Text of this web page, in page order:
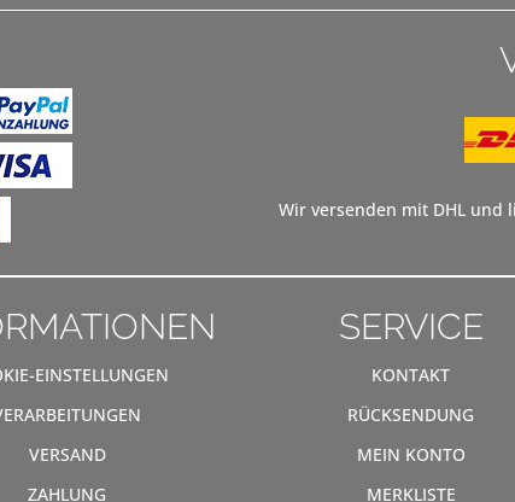
Wir versenden mit DHL und
EINSTELLUNGEN
VERSAND
ZAHLUNG
SERVICE
KONTAKT
RÜCKSENDUNG
MEIN KONTO
MERKLISTE